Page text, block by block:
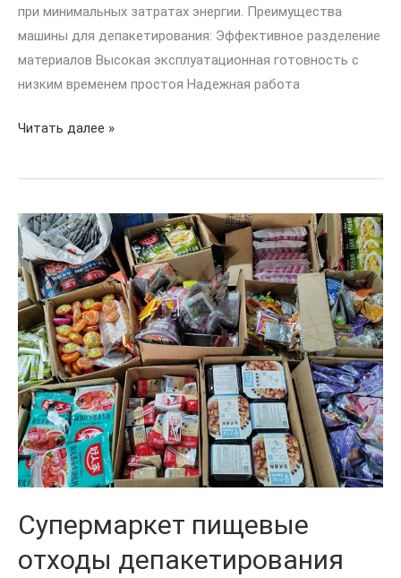
при минимальных затратах энергии. Преимущества
машины для депакетирования: Эффективное разделение
материалов Высокая эксплуатационная готовность с
низким временем простоя Надежная работа
Читать далее »
Супермаркет пищевые
отходы депакетирования
Супермаркет
пищевые
отходы
депакетирования
машина